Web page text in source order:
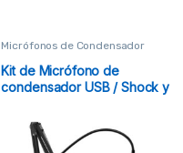
Micrófonos de Condensador
Kit de Micrófono de
condensador USB / Shock y